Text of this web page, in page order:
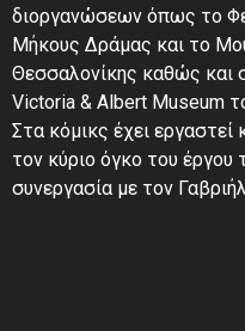
διοργανώσεων όπως το
Μήκους ∆ράμας και το
Θεσσαλονίκης καθώς και
Victoria & Albert Museum
Στα κόμικς έχει
τον κύριο όγκο του έργου
συνεργασία με τον